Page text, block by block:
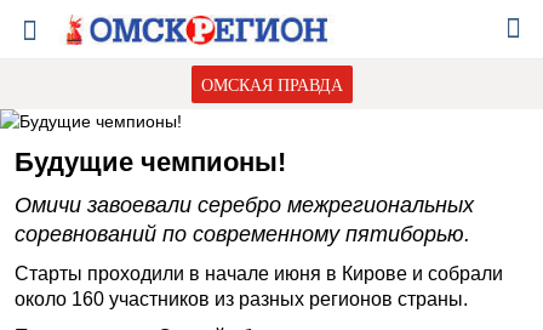
ОМСКАЯ ПРАВДА
Будущие чемпионы!
Омичи завоевали серебро межрегиональных
соревнований по современному пятиборью.
Старты проходили в начале июня в Кирове и собрали
около 160 участников из разных регионов страны.